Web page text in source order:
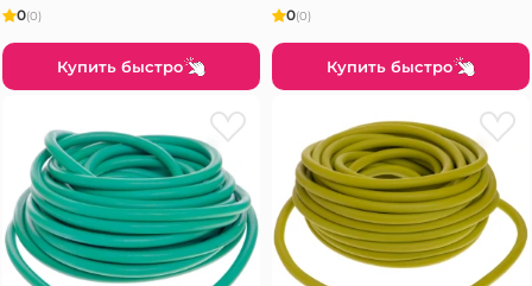
0(0)
Купить быстро
0(0)
Купить быстро